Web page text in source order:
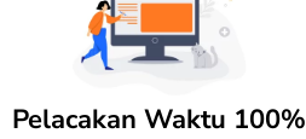
Pelacakan Waktu 100%